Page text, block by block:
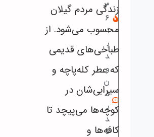
3
6
1
ب
د
و
ن
د
ی
د
گ
زندگی مردم گیلان
محسوب می‌شود. از
طباخی‌های قدیمی
که عطر کله‌پاچه و
سیرابی‌شان در
کوچه‌ها می‌پیچد تا
کافه‌ها و